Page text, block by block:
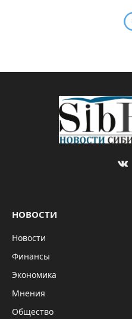
НОВОСТИ
Новости
Финансы
Экономика
Мнения
Общество